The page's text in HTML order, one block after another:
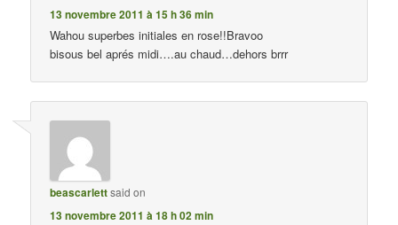
13 novembre 2011 à 15 h 36 min
Wahou superbes initiales en rose!!Bravoo
bisous bel aprés midi….au chaud…dehors brrr
beascarlettsaid on
13 novembre 2011 à 18 h 02 min